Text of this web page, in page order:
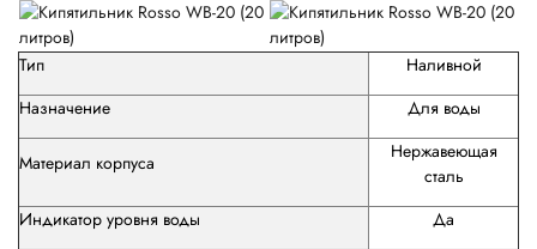
Тип
Наливной
Назначение
Для воды
Материал корпуса
Нержавеющая
сталь
Индикатор уровня воды
Да